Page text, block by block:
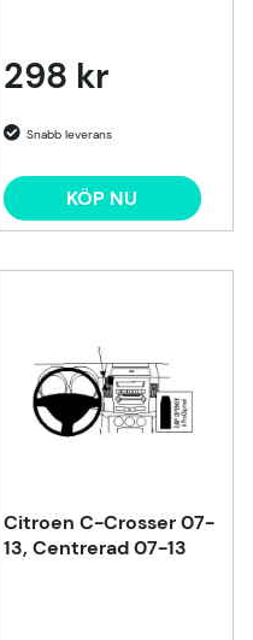
298 kr
KÖP NU
Citroen C-Crosser 07-
13, Centrerad 07-13